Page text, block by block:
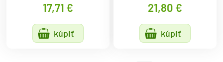
17,71 €
kúpiť
21,80 €
kúpiť